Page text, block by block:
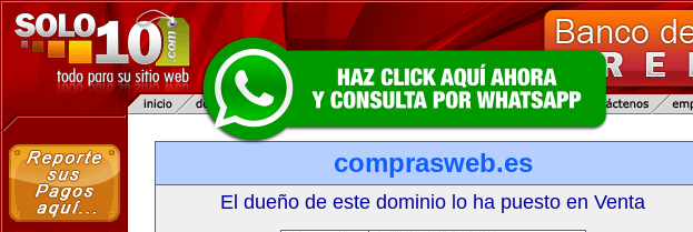
comprasweb.es
El dueño de este dominio lo ha puesto en Venta